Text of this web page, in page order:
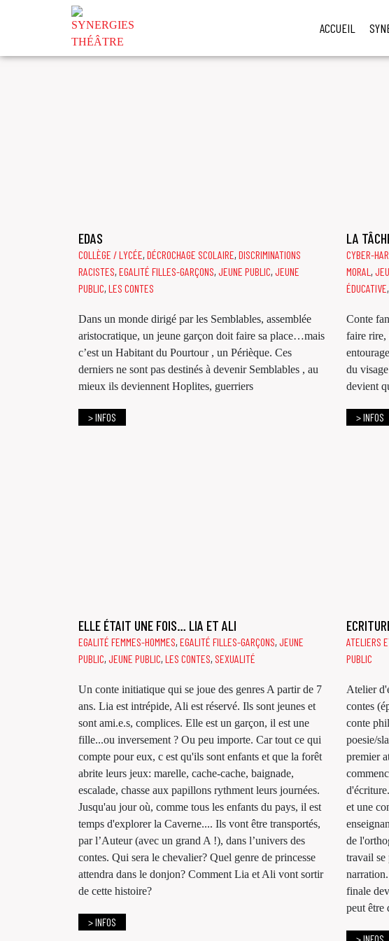
ACCUEIL
JEUNE PUBLIC
EDAS
COLLÈGE / LYCÉE, DÉCROCHAGE SCOLAIRE, DISCRIMINATIONS
RACISTES, EGALITÉ FILLES-GARÇONS, JEUNE PUBLIC, JEUNE
PUBLIC, LES CONTES
Dans un monde dirigé par les Semblables, assemblée
aristocratique, un jeune garçon doit faire sa place…mais
c’est un Habitant du Pourtour , un Périèque. Ces
derniers ne sont pas destinés à devenir Semblables , au
mieux ils deviennent Hoplites, guerriers
> INFOS
LA
CYBER-
MORAL ,
ÉDUCATIVE
Conte
faire rire,
du
devient
> INFOS
ELLE ÉTAIT UNE FOIS… LIA ET ALI
EGALITÉ FEMMES-HOMMES, EGALITÉ FILLES-GARÇONS, JEUNE
PUBLIC, JEUNE PUBLIC, LES CONTES, SEXUALITÉ
Un conte initiatique qui se joue des genres A partir de 7
ans. Lia est intrépide, Ali est réservé. Ils sont jeunes et
sont ami.e.s, complices. Elle est un garçon, il est une
fille...ou inversement ? Ou peu importe. Car tout ce qui
compte pour eux, c est qu'ils sont enfants et que la forêt
abrite leurs jeux: marelle, cache-cache, baignade,
escalade, chasse aux papillons rythment leurs journées.
Jusqu'au jour où, comme tous les enfants du pays, il est
temps d'explorer la Caverne.... Ils vont être transportés,
par l’Auteur (avec un grand A !), dans l’univers des
contes. Qui sera le chevalier? Quel genre de princesse
attendra dans le donjon? Comment Lia et Ali vont sortir
de cette histoire?
> INFOS
ATELIERS
PUBLIC
Atelier
contes
conte
poesie/
premier
et une
de
travail se
finale
peut être